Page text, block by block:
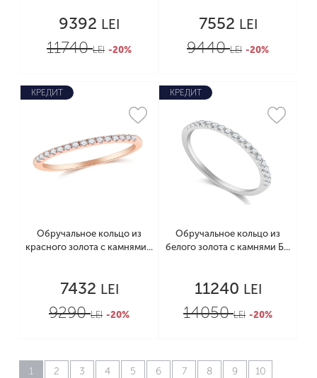
9392 LEI
11740LEI -20%
7552 LEI
9440LEI -20%
КРЕДИТ
Обручальное кольцо из
красного золота с камнями...
7432 LEI
9290LEI -20%
КРЕДИТ
Обручальное кольцо из
белого золота с камнями Б...
11240 LEI
14050LEI -20%
1 2 3 4 5 6 7 8 9 10